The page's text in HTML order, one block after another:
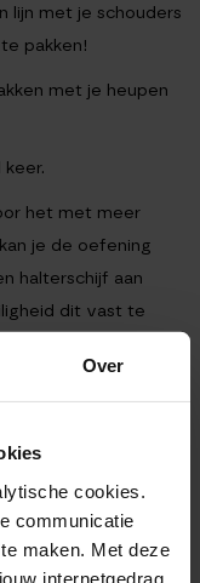
Over
cookies.
communicatie
maken. Met deze
internetgedrag
lijn met je schouders
pakken!
met je heupen
het met meer
je de oefening
halterschijf aan
dit vast te
band pakken.